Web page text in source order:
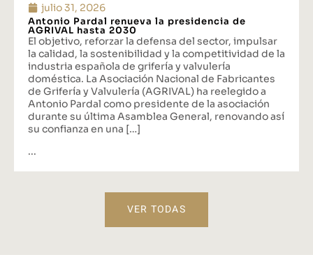
julio 31, 2026
Antonio Pardal renueva la presidencia de
AGRIVAL hasta 2030
El objetivo, reforzar la defensa del sector, impulsar
la calidad, la sostenibilidad y la competitividad de la
industria española de grifería y valvulería
doméstica. La Asociación Nacional de Fabricantes
de Grifería y Valvulería (AGRIVAL) ha reelegido a
Antonio Pardal como presidente de la asociación
durante su última Asamblea General, renovando así
su confianza en una […]
...
VER TODAS